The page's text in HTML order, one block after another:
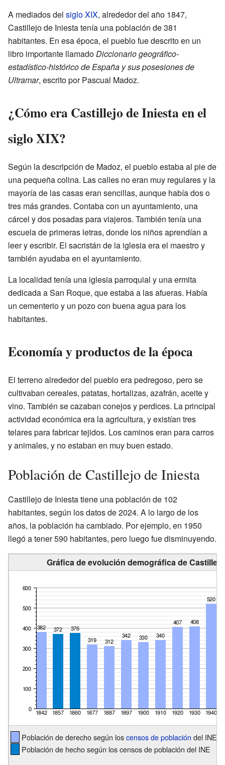
A mediados del siglo XIX, alrededor del año 1847,
Castillejo de Iniesta tenía una población de 381
habitantes. En esa época, el pueblo fue descrito en un
libro importante llamadoDiccionario geográfico-
estadístico-histórico de España y sus posesiones de
Ultramar, escrito por Pascual Madoz.
¿Cómo era Castillejo de Iniesta en el
siglo XIX?
Según la descripción de Madoz, el pueblo estaba al pie de
una pequeña colina. Las calles no eran muy regulares y la
mayoría de las casas eran sencillas, aunque había dos o
tres más grandes. Contaba con un ayuntamiento, una
cárcel y dos posadas para viajeros. También tenía una
escuela de primeras letras, donde los niños aprendían a
leer y escribir. El sacristán de la iglesia era el maestro y
también ayudaba en el ayuntamiento.
La localidad tenía una iglesia parroquial y una ermita
dedicada a San Roque, que estaba a las afueras. Había
un cementerio y un pozo con buena agua para los
habitantes.
Economía y productos de la época
El terreno alrededor del pueblo era pedregoso, pero se
cultivaban cereales, patatas, hortalizas, azafrán, aceite y
vino. También se cazaban conejos y perdices. La principal
actividad económica era la agricultura, y existían tres
telares para fabricar tejidos. Los caminos eran para carros
y animales, y no estaban en muy buen estado.
Población de Castillejo de Iniesta
Castillejo de Iniesta tiene una población de 102
habitantes, según los datos de 2024. A lo largo de los
años, la población ha cambiado. Por ejemplo, en 1950
llegó a tener 590 habitantes, pero luego fue disminuyendo.
Gráfica de evolución demográfica de
Población de derecho según loscensos de población del INE
Población de hecho según los censos de población del INE